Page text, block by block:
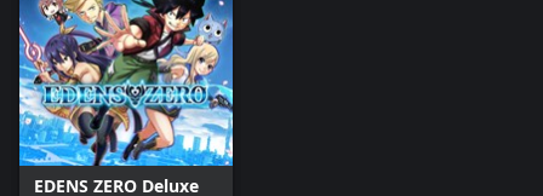
EDENS ZERO Deluxe